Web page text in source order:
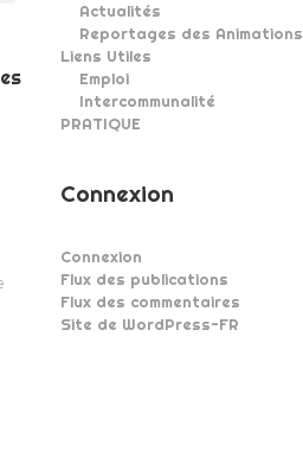
Actualités
Reportages des Animations
Liens Utiles
Emploi
Intercommunalité
PRATIQUE
Connexion
Connexion
Flux des publications
Flux des commentaires
Site de WordPress-FR